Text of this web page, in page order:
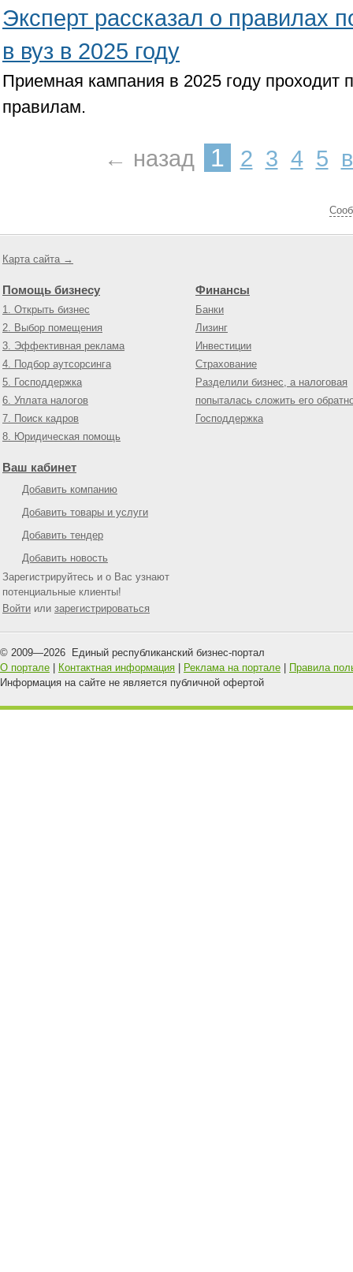
Эксперт рассказал о правилах
в вуз в 2025 году
Приемная кампания в 2025 году проходит
правилам.
← назад 1 2 3 4 5
Карта сайта →
Помощь бизнесу
1. Открыть бизнес
2. Выбор помещения
3. Эффективная реклама
4. Подбор аутсорсинга
5. Господдержка
6. Уплата налогов
7. Поиск кадров
8. Юридическая помощь
Финансы
Банки
Лизинг
Инвестиции
Страхование
Разделили бизнес, а налоговая
попыталась сложить его
Господдержка
Ваш кабинет
Добавить компанию
Добавить товары и услуги
Добавить тендер
Добавить новость
Зарегистрируйтесь и о Вас узнают
потенциальные клиенты!
Войти или зарегистрироваться
© 2009—2026 Единый республиканский бизнес-портал
О портале
Контактная информация Реклама на портале
Правила
Информация на сайте не является публичной офертой